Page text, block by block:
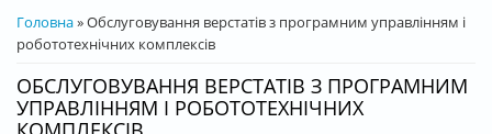
ВИ Є ТУТ
Головна» Обслуговування верстатів з програмним управлінням і
робототехнічних комплексів
ОБСЛУГОВУВАННЯ ВЕРСТАТІВ З ПРОГРАМНИМ
УПРАВЛІННЯМ І РОБОТОТЕХНІЧНИХ